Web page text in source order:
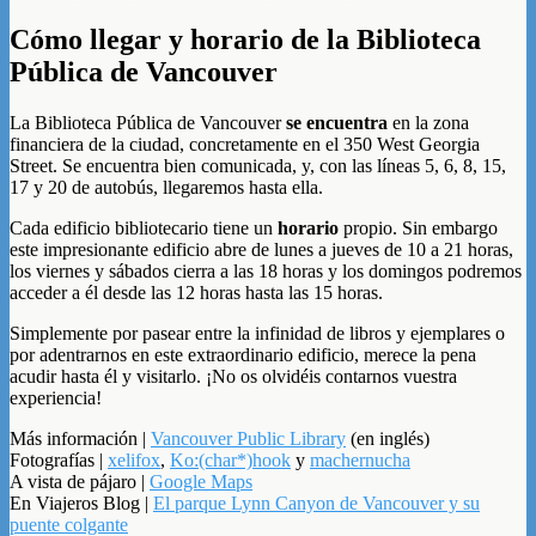
Cómo llegar y horario de la Biblioteca
Pública de Vancouver
La Biblioteca Pública de Vancouverse encuentra en la zona
financiera de la ciudad, concretamente en el 350 West Georgia
Street. Se encuentra bien comunicada, y, con las líneas 5, 6, 8, 15,
17 y 20 de autobús, llegaremos hasta ella.
Cada edificio bibliotecario tiene un horario propio. Sin embargo
este impresionante edificio abre de lunes a jueves de 10 a 21 horas,
los viernes y sábados cierra a las 18 horas y los domingos podremos
acceder a él desde las 12 horas hasta las 15 horas.
Simplemente por pasear entre la infinidad de libros y ejemplares o
por adentrarnos en este extraordinario edificio, merece la pena
acudir hasta él y visitarlo. ¡No os olvidéis contarnos vuestra
experiencia!
Más información | Vancouver Public Library (en inglés)
Fotografías | xelifox, Ko:(char*)hook y machernucha
A vista de pájaro | Google Maps
En Viajeros Blog | El parque Lynn Canyon de Vancouver y su
puente colgante